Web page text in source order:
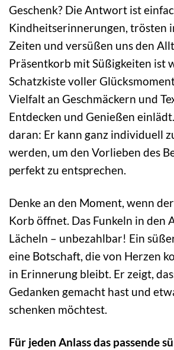
Geschenk? Die Antwort ist
Kindheitserinnerungen, trösten
Zeiten und versüßen uns den
Präsentkorb mit Süßigkeiten ist
Schatzkiste voller
Vielfalt an Geschmäckern und
Entdecken und Genießen
daran: Er kann ganz individuell
werden, um den Vorlieben des
perfekt zu entsprechen.
Denke an den Moment, wenn
Korb öffnet. Das Funkeln in den
Lächeln – unbezahlbar! Ein
eine Botschaft, die von Herzen
in Erinnerung bleibt. Er zeigt,
Gedanken gemacht hast und
schenken möchtest.
Für jeden Anlass das passende